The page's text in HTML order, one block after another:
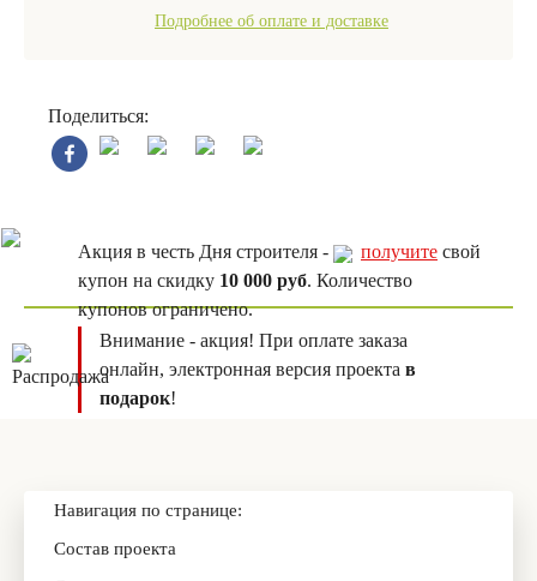
Подробнее об оплате и доставке
Поделиться:
Акция в честь Дня строителя - получите свой
купон на скидку 10 000 руб. Количество
купонов ограничено.
Внимание - акция! При оплате заказа
онлайн, электронная версия проекта в
подарок!
Навигация по странице:
Состав проекта